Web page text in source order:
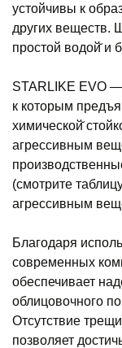
устойчивы к
других веществ.
простой водой̆ и
STARLIKE EVO
к которым
химической̆
агрессивным
(смотрите
агрессивным
Благодаря
современных
обеспечивает
облицовочного
Отсутствие
позволяет